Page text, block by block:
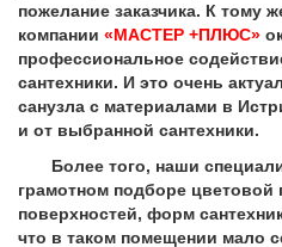
пожелание заказчика. К тому
компании «МАСТЕР +ПЛЮС»
профессиональное
сантехники. И это очень
санузла с материалами в
и от выбранной сантехники.
Более того, наши
грамотном подборе
поверхностей, форм
что в таком помещении мало